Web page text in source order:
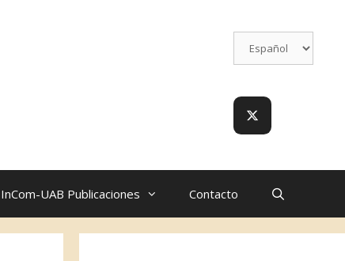
InCom-UAB Publicaciones Contacto